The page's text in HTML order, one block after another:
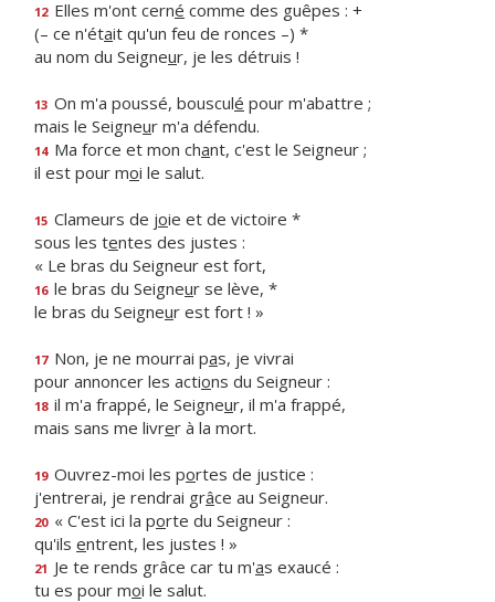
12 Elles m'ont cerné comme des guêpes : +
(– ce n'était qu'un feu de ronces –) *
au nom du Seigneur, je les détruis !
13 On m'a poussé, bousculé pour m'abattre ;
mais le Seigneur m'a défendu.
14 Ma force et mon chant, c'est le Seigneur ;
il est pour moi le salut.
15 Clameurs de joie et de victoire *
sous les tentes des justes :
« Le bras du Seigneur est fort,
16 le bras du Seigneur se lève, *
le bras du Seigneur est fort ! »
17 Non, je ne mourrai pas, je vivrai
pour annoncer les actions du Seigneur :
18 il m'a frappé, le Seigneur, il m'a frappé,
mais sans me livrer à la mort.
19 Ouvrez-moi les portes de justice :
j'entrerai, je rendrai grâce au Seigneur.
20 « C'est ici la porte du Seigneur :
qu'ils entrent, les justes ! »
21 Je te rends grâce car tu m'as exaucé :
tu es pour moi le salut.